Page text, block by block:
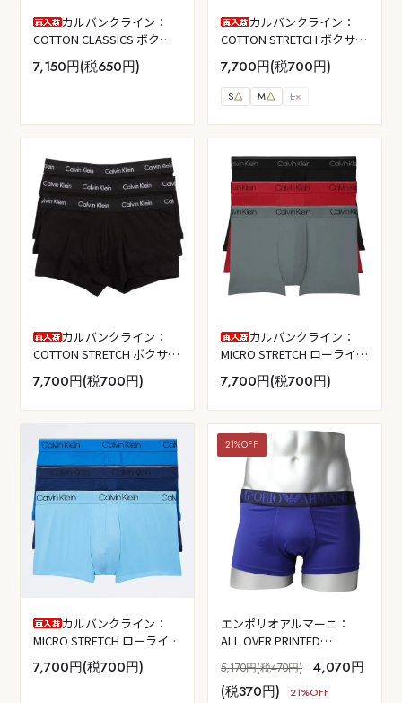
カルバンクライン：
COTTON CLASSICS ボクサ
ーパンツ 3PK (ブラック)
7,150円(税650円)
カルバンクライン：
COTTON STRETCH ボクサー
パンツ 3PK (ブラック/ブル
ーシャドー/コバルトウォー
ター)
7,700円(税700円)
S△ M△ L×
カルバンクライン：
COTTON STRETCH ボクサー
パンツ 3PK (ブラック)
7,700円(税700円)
カルバンクライン：
MICRO STRETCH ローライズ
ボクサーパンツ 3PK (ブラッ
ク/コンボイ/レッドガラ)
7,700円(税700円)
カルバンクライン：
MICRO STRETCH ローライズ
ボクサーパンツ 3PK (ニュー
ネイビー/アーテジアンブル
7,700円(税700円)
21%OFF
エンポリオアルマーニ：
ALL OVER PRINTED
MICROFIBER ボクサーパン
ツ (マザリン)
5,170円(税470円)
4,070円
(税370円)
21%OFF